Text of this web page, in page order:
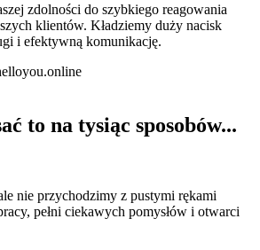
zdolności do szybkiego reagowania
klientów. Kładziemy duży nacisk
i efektywną komunikację.
to na tysiąc sposobów...
nie przychodzimy z pustymi rękami
pełni ciekawych pomysłów i otwarci